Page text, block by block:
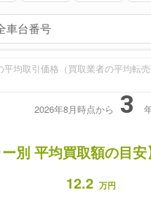
均取引価格（買取業者の平均転
2026年8月時点から 3
ー別 平均買取額の目安
12.2 万円